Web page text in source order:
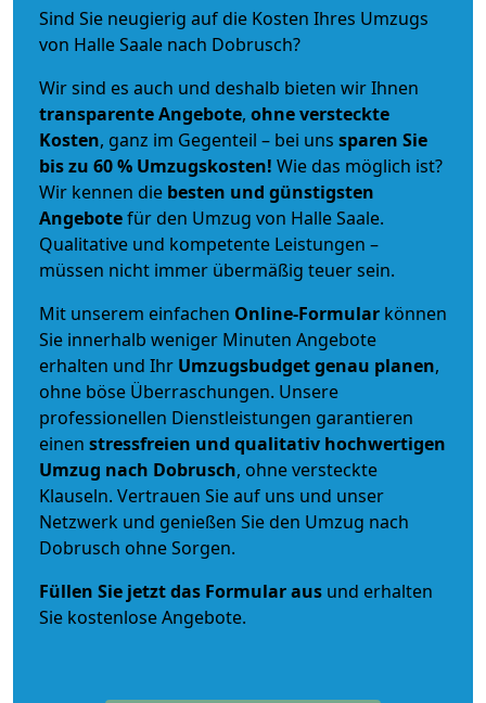
Sind Sie neugierig auf die Kosten Ihres Umzugs
von Halle Saale nach Dobrusch?
Wir sind es auch und deshalb bieten wir Ihnen
transparente Angebote, ohne versteckte
Kosten, ganz im Gegenteil – bei uns sparen Sie
bis zu 60 % Umzugskosten! Wie das möglich ist?
Wir kennen die besten und günstigsten
Angebotefür den Umzug von Halle Saale.
Qualitative und kompetente Leistungen –
müssen nicht immer übermäßig teuer sein.
Mit unserem einfachen Online-Formular können
Sie innerhalb weniger Minuten Angebote
erhalten und Ihr Umzugsbudgetgenau planen,
ohne böse Überraschungen. Unsere
professionellen Dienstleistungen garantieren
einen stressfreien und qualitativ hochwertigen
Umzug nach Dobrusch, ohne versteckte
Klauseln. Vertrauen Sie auf uns und unser
Netzwerk und genießen Sie den Umzug nach
Dobrusch ohne Sorgen.
Füllen Sie jetzt das Formular aus und erhalten
Sie kostenlose Angebote.